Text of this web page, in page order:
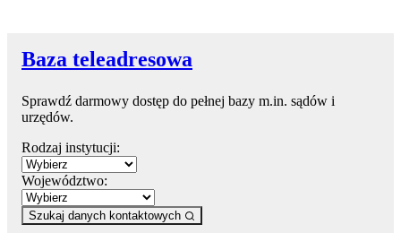
Baza teleadresowa
Sprawdź darmowy dostęp do pełnej bazy m.in. sądów i
urzędów.
Rodzaj instytucji:
Województwo:
Szukaj danych kontaktowych